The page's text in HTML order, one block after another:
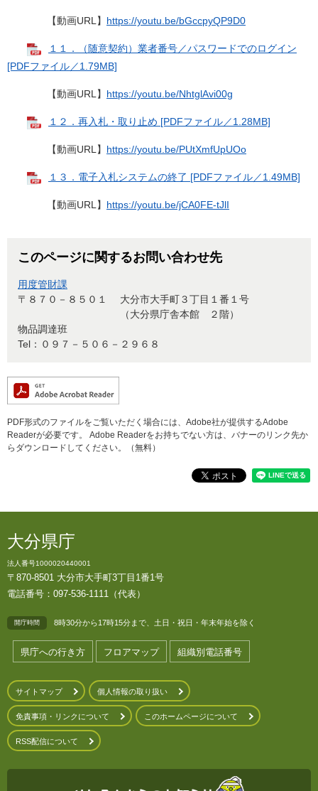
【動画URL】 https://youtu.be/bGccpyQP9D0
１１．（随意契約）業者番号／パスワードでのログイン
[PDFファイル／1.79MB]
【動画URL】 https://youtu.be/NhtglAvi00g
１２．再入札・取り止め [PDFファイル／1.28MB]
【動画URL】 https://youtu.be/PUtXmfUpUOo
１３．電子入札システムの終了 [PDFファイル／1.49MB]
【動画URL】 https://youtu.be/jCA0FE-tJlI
このページに関するお問い合わせ先
用度管財課
〒８７０－８５０１
大分市大手町３丁目１番１号
（大分県庁舎本館 ２階）
物品調達班
Tel：０９７－５０６－２９６８
PDF形式のファイルをご覧いただく場合には、Adobe社が提供するAdobe
Readerが必要です。
Adobe Readerをお持ちでない方は、バナーのリンク先か
らダウンロードしてください。（無料）
大分県庁
法人番号1000020440001
〒870-8501 大分市大手町3丁目1番1号
電話番号：097-536-1111（代表）
開庁時間 8時30分から17時15分まで、土日・祝日・年末年始を除く
県庁への行き方 フロアマップ 組織別電話番号
サイトマップ 個人情報の取り扱い
免責事項・リンクについて このホームページについて
RSS配信について